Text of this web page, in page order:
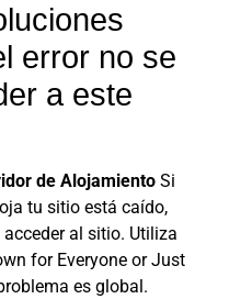
error no se
a este
de Alojamiento Si
tu sitio está caído,
al sitio. Utiliza
for Everyone or Just
es global.